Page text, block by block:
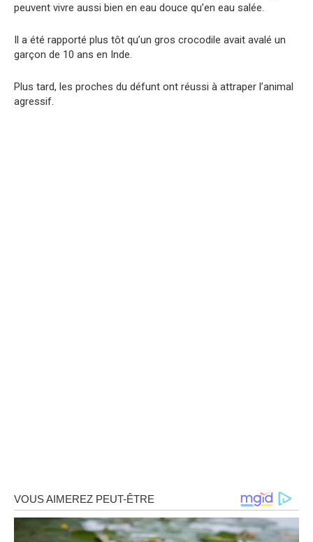
peuvent vivre aussi bien en eau douce qu’en eau salée.
Il a été rapporté plus tôt qu’un gros crocodile avait avalé un
garçon de 10 ans en Inde.
Plus tard, les proches du défunt ont réussi à attraper l’animal
agressif.